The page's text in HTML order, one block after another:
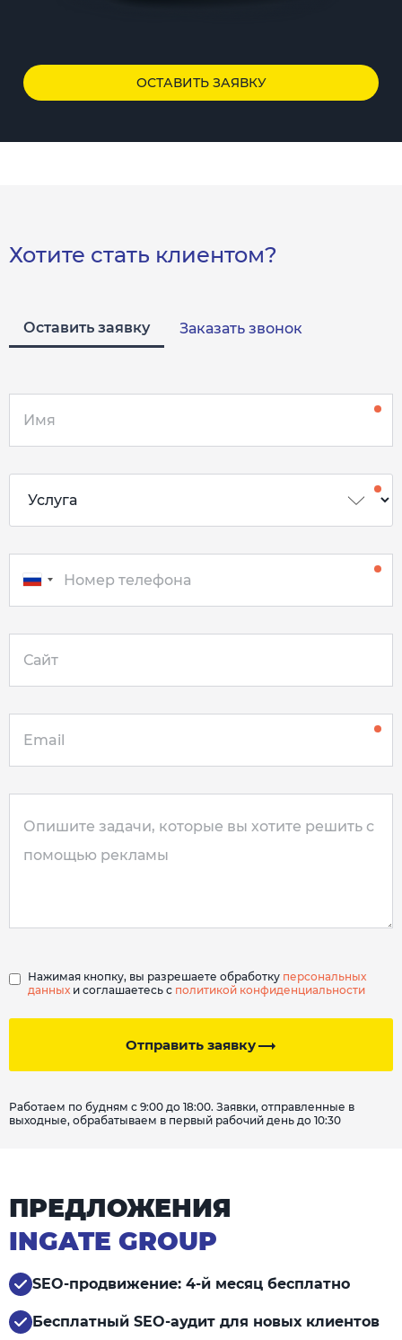
ОСТАВИТЬ ЗАЯВКУ
Хотите стать клиентом?
Оставить заявку Заказать звонок
Отправить заявку
Нажимая кнопку, вы разрешаете обработку персональных
данных и соглашаетесь с политикой конфиденциальности
Работаем по будням с 9:00 до 18:00. Заявки, отправленные в
выходные, обрабатываем в первый рабочий день до 10:30
ПРЕДЛОЖЕНИЯ
INGATE GROUP
SEO-продвижение: 4-й месяц бесплатно
Бесплатный SEO-аудит для новых клиентов